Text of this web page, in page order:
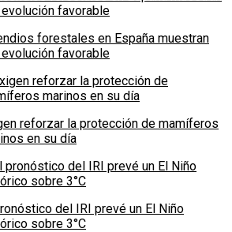
forestales en España muestran
evolución favorable
reforzar la protección de mamíferos
en su día
del IRI prevé un El Niño
sobre 3°C